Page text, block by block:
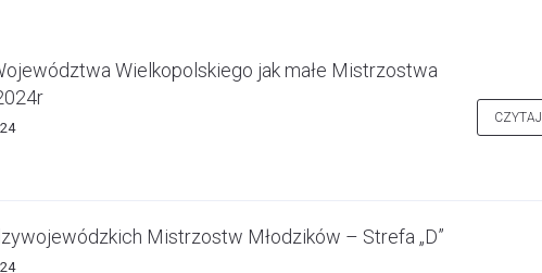
Wielkopolskiego jak małe Mistrzostwa
CZYTAJ
Mistrzostw Młodzików – Strefa „D”